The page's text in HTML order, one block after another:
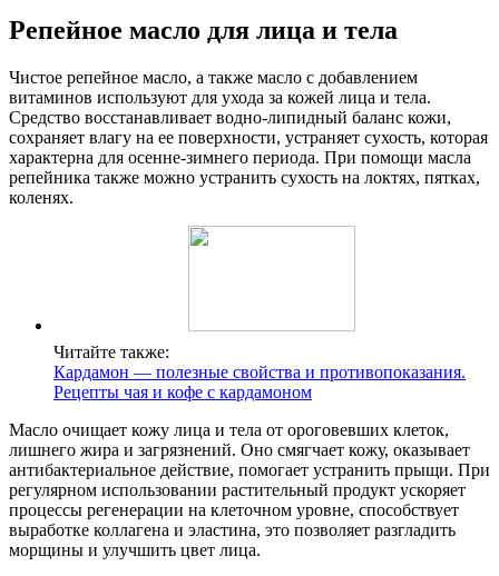
Репейное масло для лица и тела
Чистое репейное масло, а также масло с добавлением
витаминов используют для ухода за кожей лица и тела.
Средство восстанавливает водно-липидный баланс кожи,
сохраняет влагу на ее поверхности, устраняет сухость, которая
характерна для осенне-зимнего периода. При помощи масла
репейника также можно устранить сухость на локтях, пятках,
коленях.
Читайте также:
Кардамон — полезные свойства и противопоказания.
Рецепты чая и кофе с кардамоном
Масло очищает кожу лица и тела от ороговевших клеток,
лишнего жира и загрязнений. Оно смягчает кожу, оказывает
антибактериальное действие, помогает устранить прыщи. При
регулярном использовании растительный продукт ускоряет
процессы регенерации на клеточном уровне, способствует
выработке коллагена и эластина, это позволяет разгладить
морщины и улучшить цвет лица.